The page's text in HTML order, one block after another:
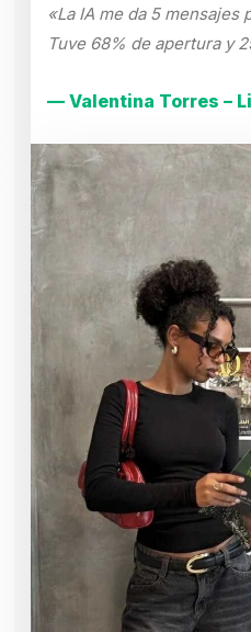
«La IA me da 5
Tuve 68% de apertura y
— Valentina Torres –